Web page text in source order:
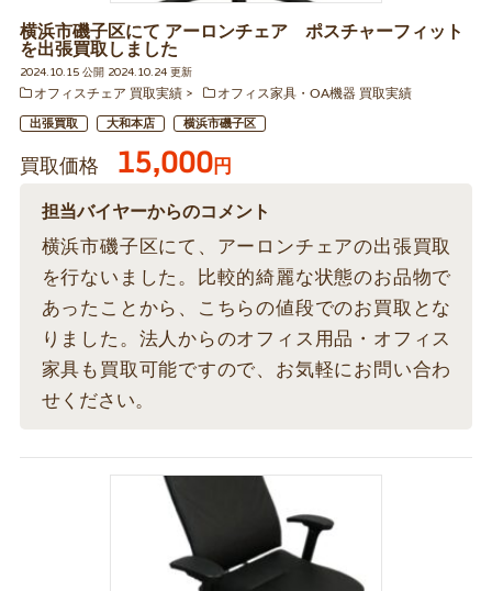
横浜市磯子区にて アーロンチェア ポスチャーフィット
を出張買取しました
2024.10.15 公開 2024.10.24 更新
オフィスチェア 買取実績
オフィス家具・OA機器 買取実績
出張買取 大和本店 横浜市磯子区
買取価格 15,000円
担当バイヤーからのコメント
横浜市磯子区にて、アーロンチェアの出張買取
を行ないました。比較的綺麗な状態のお品物で
あったことから、こちらの値段でのお買取とな
りました。法人からのオフィス用品・オフィス
家具も買取可能ですので、お気軽にお問い合わ
せください。